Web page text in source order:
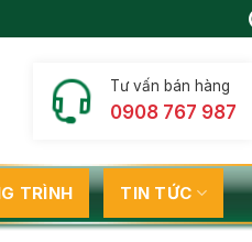
Tư vấn bán hàng
0908 767 987
TRÌNH TIN TỨC